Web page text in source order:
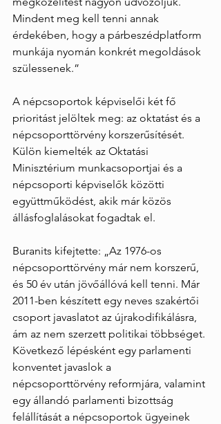
Mindent meg kell tenni annak
érdekében, hogy a párbeszédplatform
munkája nyomán konkrét megoldások
szülessenek.”
A népcsoportok képviselői két fő
prioritást jelöltek meg: az oktatást és a
népcsoporttörvény korszerűsítését.
Külön kiemelték az Oktatási
Minisztérium munkacsoportjai és a
népcsoporti képviselők közötti
együttműködést, akik már közös
állásfoglalásokat fogadtak el.
Buranits kifejtette: „Az 1976-os
népcsoporttörvény már nem korszerű,
és 50 év után jövőállóvá kell tenni. Már
2011-ben készített egy neves szakértői
csoport javaslatot az újrakodifikálásra,
ám az nem szerzett politikai többséget.
Következő lépésként egy parlamenti
konventet javaslok a
népcsoporttörvény reformjára, valamint
egy állandó parlamenti bizottság
felállítását a népcsoportok ügyeinek